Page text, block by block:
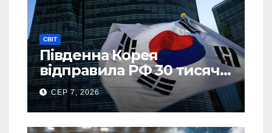
СВІТ
Південна Корея
відправила РФ 30 тисяч
тонн авіапалива
СЕР 7, 2026